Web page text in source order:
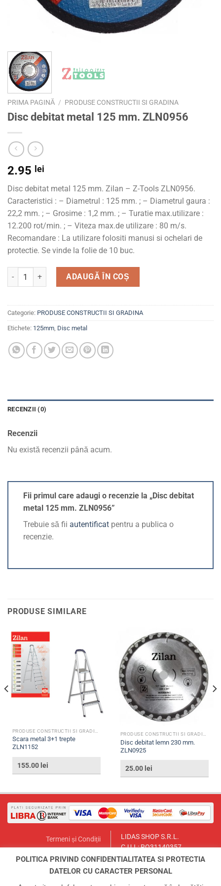
PRIMA PAGINĂ / PRODUSE CONSTRUCTII SI GRADINA
Disc debitat metal 125 mm. ZLN0956
2.95 lei
Disc debitat metal 125 mm. Zilan – Z-Tools ZLN0956.
Caracteristici : – Diametrul : 125 mm. ; – Diametrul gaura :
22,2 mm. ; – Grosime : 1,2 mm. ; – Turatie max.utilizare :
12.200 rot/min. ; – Viteza max.de utilizare : 80 m/s.
Recomandare : La utilizare folositi manusi si ochelari de
protectie. Se vinde la folie de 10 buc.
Cantitate Disc debitat metal 125 mm. ZLN0956
ADAUGĂ ÎN COȘ
Categorie: PRODUSE CONSTRUCTII SI GRADINA
Etichete: 125mm, Disc metal
RECENZII (0)
Recenzii
Nu există recenzii până acum.
Fii primul care adaugi o recenzie la „Disc debitat
metal 125 mm. ZLN0956”
Trebuie să fii autentificat pentru a publica o
recenzie.
PRODUSE SIMILARE
Scara metal 3+1 trepte
ZLN1152
155.00 lei
Disc debitat lemn 230 mm.
ZLN0925
25.00 lei
Termeni și Condiții
LIDAS SHOP S.R.L.
C.U.I.: RO31140357
București, Sector 1, Str. Lt.Col.
Email:lidasmag@yahoo.com
POLITICA PRIVIND CONFIDENTIALITATEA SI PROTECTIA
DATELOR CU CARACTER PERSONAL